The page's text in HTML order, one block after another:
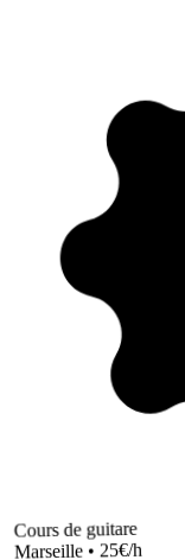
Marseille • 25€/h